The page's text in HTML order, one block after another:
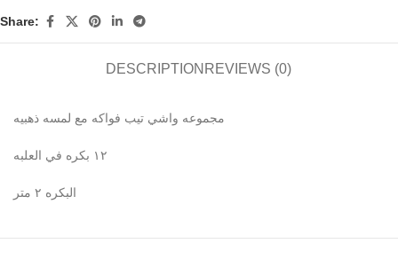
Share:
DESCRIPTION REVIEWS (0)
مجموعه واشي تيب فواكه مع لمسه ذهبيه
١٢ بكره في العلبه
البكره ٢ متر